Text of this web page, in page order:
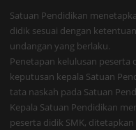
Satuan Pendidikan
didik sesuai dengan
undangan yang berlaku.
Penetapan kelulusan peserta
keputusan kepala Satuan
tata naskah pada Satuan
Kepala Satuan Pendidikan
peserta didik SMK,